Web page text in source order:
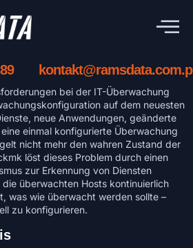
bei der IT-Überwachung
auf dem neuesten
neue Anwendungen, geänderte
einmal konfigurierte Überwachung
nicht mehr den wahren Zustand der
löst dieses Problem durch einen
zur Erkennung von Diensten
überwachten Hosts kontinuierlich
was wie überwacht werden sollte –
zu konfigurieren.